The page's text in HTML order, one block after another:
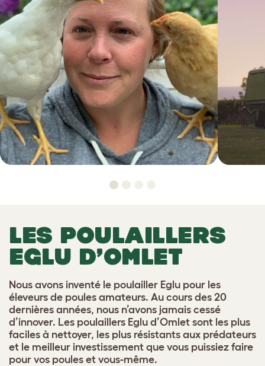
LES POULAILLERS
EGLU D’OMLET
Nous avons inventé le poulailler Eglu pour les
éleveurs de poules amateurs. Au cours des 20
dernières années, nous n’avons jamais cessé
d’innover. Les poulaillers Eglu d’Omlet sont les plus
faciles à nettoyer, les plus résistants aux prédateurs
et le meilleur investissement que vous puissiez faire
pour vos poules et vous-même.